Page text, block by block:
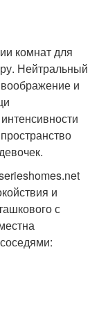
комнат для
Нейтральный
воображение и
и
с